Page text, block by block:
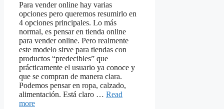
Para vender online hay varias
opciones pero queremos resumirlo en
4 opciones principales. Lo más
normal, es pensar en tienda online
para vender online. Pero realmente
este modelo sirve para tiendas con
productos “predecibles” que
prácticamente el usuario ya conoce y
que se compran de manera clara.
Podemos pensar en ropa, calzado,
alimentación. Está claro … Read
more